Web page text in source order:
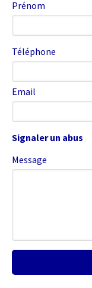
Prénom
Téléphone
Email
Signaler un abus
Message